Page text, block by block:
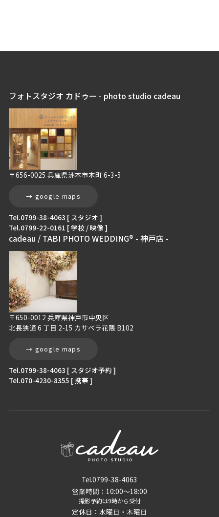
フォトスタジオ カドゥー - photo studio cadeau
〒656-0025 兵庫県洲本市本町 6-3-5
→ google maps
Tel.0799-38-4063 [ スタジオ ]
Tel.0799-22-0161 [ 学校 / 映像 ]
cadeau / TABI PHOTO WEDDING® - 神戸店 -
〒650-0012 兵庫県神戸市中央区
北長狭通 6 丁目 2-15 カサベラ花隈 B102
→ google maps
Tel.0799-38-4063 [ スタジオ予約 ]
Tel.070-4230-8355 [ 携帯 ]
Tel.0799-38-4063
営業時間：10:00〜18:00
撮影予約は9時から受付
定休日：水曜日・木曜日